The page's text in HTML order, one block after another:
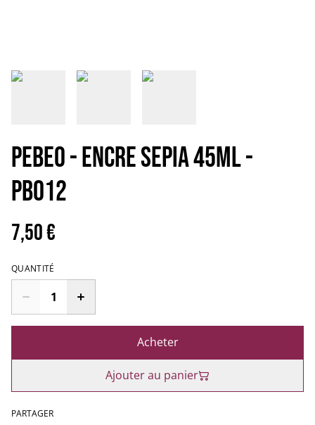
PEBEO - ENCRE SEPIA 45ML -
PB012
7,50 €
QUANTITÉ
Acheter
Ajouter au panier
PARTAGER